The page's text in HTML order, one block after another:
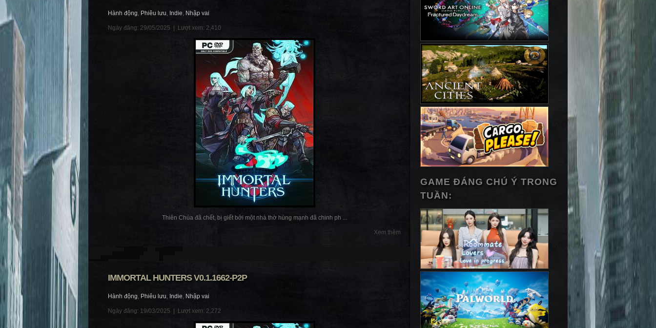
Hành động, Phiêu lưu, Indie, Nhập vai
Ngày đăng: 29/05/2025 | Lượt xem: 2,410
Thiên Chúa đã chết, bị giết bởi một nhà thờ hùng mạnh đã chinh ph ...
Xem thêm
IMMORTAL HUNTERS V0.1.1662-P2P
Hành động, Phiêu lưu, Indie, Nhập vai
Ngày đăng: 19/03/2025 | Lượt xem: 2,272
GAME ĐÁNG CHÚ Ý TRONG
TUẦN: